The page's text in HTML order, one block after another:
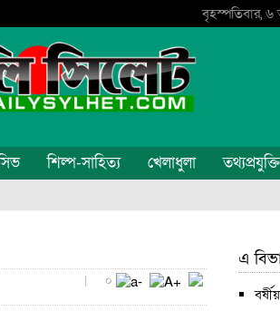
বৃহস্পতিবার, ৬
শিল্প-সাহিত্য খেলাধুলা তথ্যপ্রযুক্তি
| ০
এ